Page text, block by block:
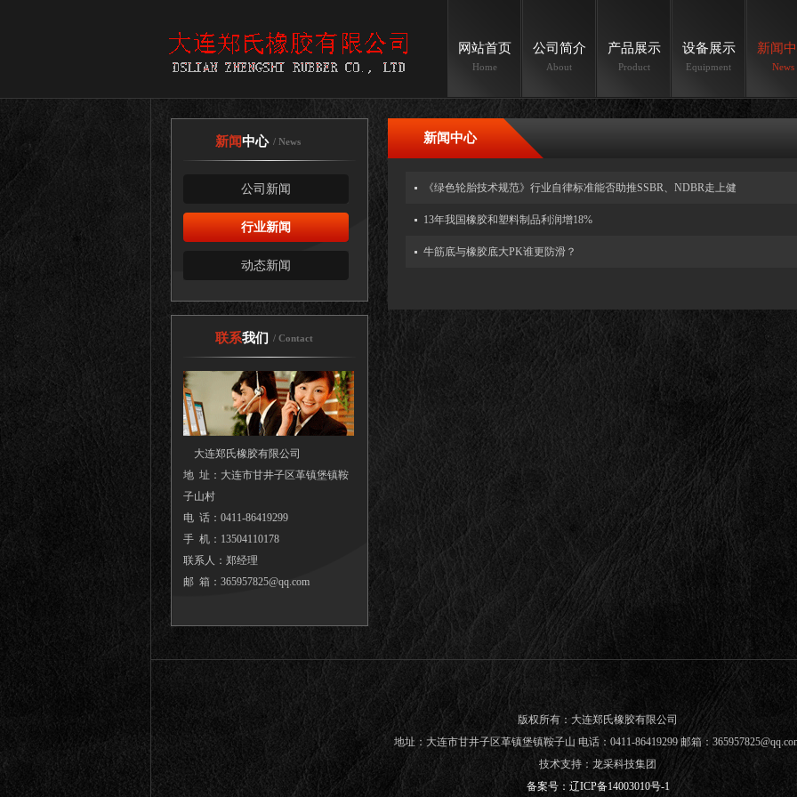
网站首页
Home
公司简介
About
产品展示
Product
设备展示
Equipment
新闻
News
新闻中心 / News
公司新闻
行业新闻
动态新闻
联系我们 / Contact
大连郑氏橡胶有限公司
地 址：大连市甘井子区革镇堡镇鞍
子山村
电 话：0411-86419299
手 机：13504110178
联系人：郑经理
邮 箱：365957825@qq.com
新闻中心
《绿色轮胎技术规范》行业自律标准能否助推SSBR、NDBR走上健
13年我国橡胶和塑料制品利润增18%
牛筋底与橡胶底大PK谁更防滑？
版权所有：大连郑氏橡胶有限公司
地址：大连市甘井子区革镇堡镇鞍子山 电话：0411-86419299 邮箱：
技术支持： 龙采科技集团
备案号： 辽ICP备14003010号-1